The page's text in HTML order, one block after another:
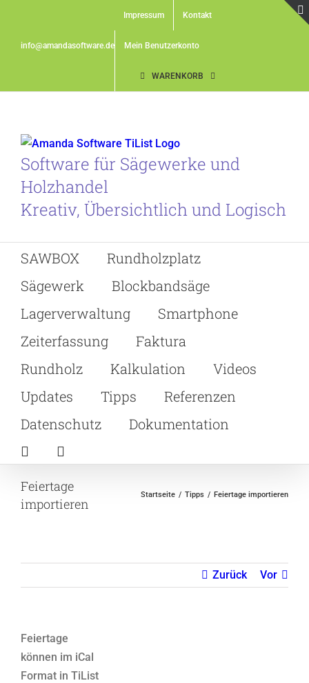
contentinfo@amandasoftware.de
Impressum Kontakt
Mein Benutzerkonto
WARENKORB
Software für Sägewerke und
Holzhandel
Kreativ, Übersichtlich und Logisch
SAWBOX
Rundholzplatz
Sägewerk
Blockbandsäge
Lagerverwaltung
Smartphone
Zeiterfassung
Faktura
Rundholz
Kalkulation
Videos
Updates
Tipps
Referenzen
Datenschutz
Dokumentation
Feiertage
importieren
Startseite Tipps Feiertage importieren
Zurück Vor
Feiertage
können im iCal
Format in TiList